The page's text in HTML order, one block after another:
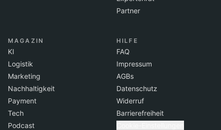
Partner
MAGAZIN
KI
Logistik
Marketing
Nachhaltigkeit
Payment
Tech
Podcast
HILFE
FAQ
Impressum
AGBs
Datenschutz
Widerruf
Barrierefreiheit